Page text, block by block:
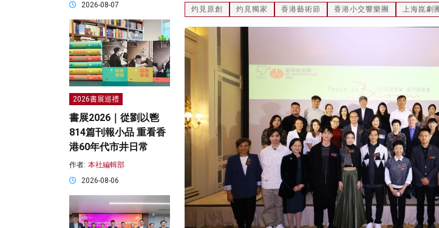
灼見原創 灼見獨家 香港藝術節 香港小交響樂團 上海崑劇
2026-08-07
2026書展巡禮
書展2026｜從劉以鬯
814篇刊報小品 重看香
港60年代市井日常
作者: 本社編輯部
2026-08-06